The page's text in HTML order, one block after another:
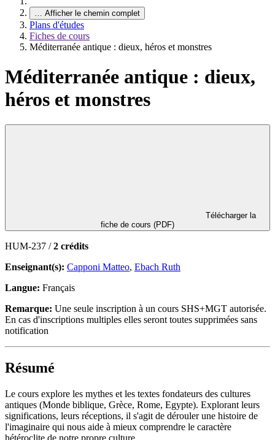
… Afficher le chemin complet
Plans d'études
Fiches de cours
Méditerranée antique : dieux, héros et monstres
Méditerranée antique : dieux,
héros et monstres
fiche de cours (PDF)
HUM-237 /2 crédits
Enseignant(s): Capponi Matteo, Ebach Ruth
Langue: Français
Remarque: Une seule inscription à un cours SHS+MGT autorisée.
En cas d'inscriptions multiples elles seront toutes supprimées sans
notification
Résumé
Le cours explore les mythes et les textes fondateurs des cultures
antiques (Monde biblique, Grèce, Rome, Egypte). Explorant leurs
significations, leurs réceptions, il s'agit de dérouler une histoire de
l'imaginaire qui nous aide à mieux comprendre le caractère
hétéroclite de notre propre culture.